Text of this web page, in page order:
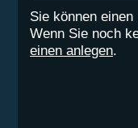
Sie können
Wenn Sie noch
einen anlegen.